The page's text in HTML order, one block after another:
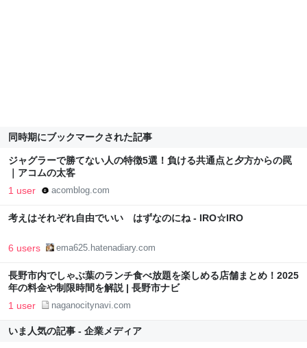
同時期にブックマークされた記事
ジャグラーで勝てない人の特徴5選！負ける共通点と夕方からの罠
｜アコムの太客
1 user acomblog.com
考えはそれぞれ自由でいい はずなのにね - IRO☆IRO
6 users ema625.hatenadiary.com
長野市内でしゃぶ葉のランチ食べ放題を楽しめる店舗まとめ！2025
年の料金や制限時間を解説 | 長野市ナビ
1 user naganocitynavi.com
いま人気の記事 - 企業メディア